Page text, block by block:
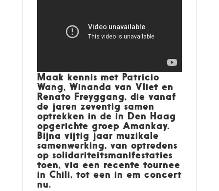
Maak kennis met Patricio
Wang, Winanda van Vliet en
Renato Freyggang, die vanaf
de jaren zeventig samen
optrekken in de in Den Haag
opgerichte groep Amankay.
Bijna vijtig jaar muzikale
samenwerking, van optredens
op solidariteitsmanifestaties
toen, via een recente tournee
in Chili, tot een in em concert
nu.